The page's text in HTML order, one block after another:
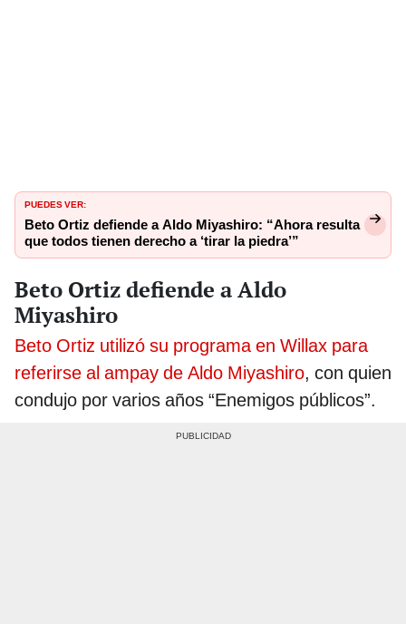
PUEDES VER:
Beto Ortiz defiende a Aldo Miyashiro: “Ahora resulta
que todos tienen derecho a ‘tirar la piedra’”
Beto Ortiz defiende a Aldo
Miyashiro
Beto Ortiz utilizó su programa en Willax para
referirse al ampay de Aldo Miyashiro, con quien
condujo por varios años “Enemigos públicos”.